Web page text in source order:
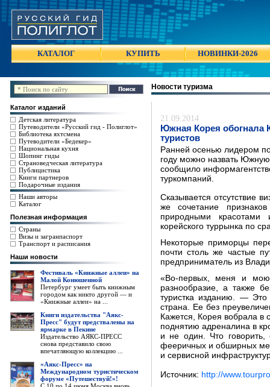
КАТАЛОГ КУПИТЬ НОВИНКИ-2026
Каталог изданий
Детская литература
Путеводители «Русский гид - Полиглот»
Библиотека яхтсмена
Путеводители «Бедекер»
Национальная кухня
Шопинг гиды
Страноведческая литература
Публицистика
Книги партнеров
Подарочные издания
Наши авторы
Каталог
Полезная информация
Страны
Визы и загранпаспорт
Транспорт и расписания
Наши новости
Фестиваль «Книжные аллеи» на
Малой Конюшенной
Петербург умеет быть книжным
городом как никто другой — и
«Книжные аллеи» на ...
Книги издательства "Аякс-
Пресс" будут предствалены на
ярмарке в Пекине
Издательство АЯКС-ПРЕСС
снова представило свою
впечатляющую коллекцию ...
«Аякс-Пресс» на
Международном туристическом
форуме «Путешествуй!»!
Новости туризма
21.09.2014
Южная Корея обогнала
туристов
Ранней осенью лидером
году можно назвать
сообщило
туркомпаний.
Сказывается отсутствие
же сочетание
природными красотами
корейского туррынка по
Некоторые приморцы
почти столь же частые
предприниматель из
«Во-первых, меня и мою
разнообразие, а также
туристка изданию. — Это
страна. Ее без
Кажется, Корея вобрала в
поднятию адреналина в
и не один. Что говорить,
фееричных и обширных
и сервисной
Источник: http://